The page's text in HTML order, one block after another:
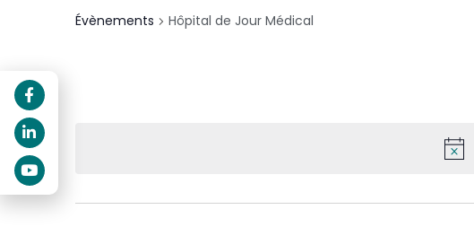
Évènements Hôpital de Jour Médical